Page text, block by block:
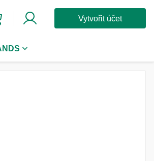
Vytvořit účet